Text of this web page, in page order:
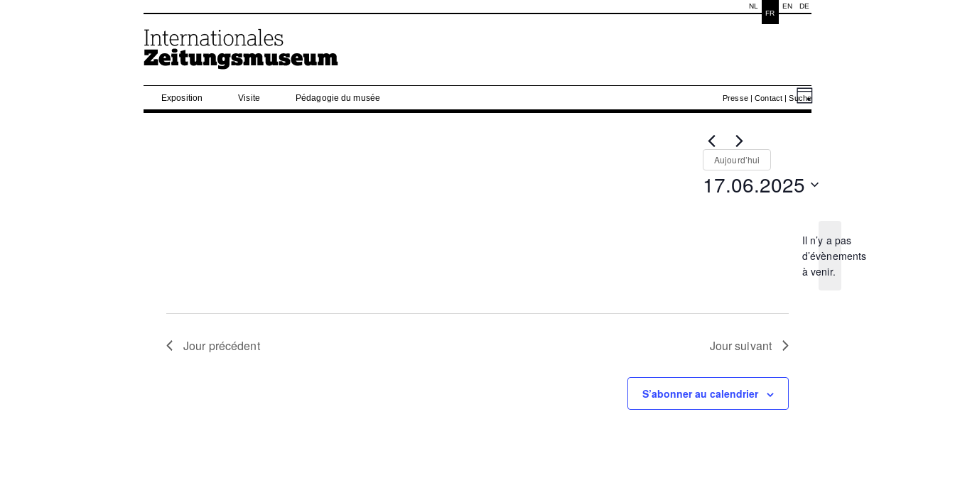
DE
EN
FR
NL
Exposition Visite Pédagogie du musée Presse|Contact |Suche
Notice
Il n’y a pas
d’évènements
à venir.
Navigation
par
Navigation
de
Jour
Aujourd’hui
17.06.2025
Jour précédent Jour suivant
S’abonner au calendrier